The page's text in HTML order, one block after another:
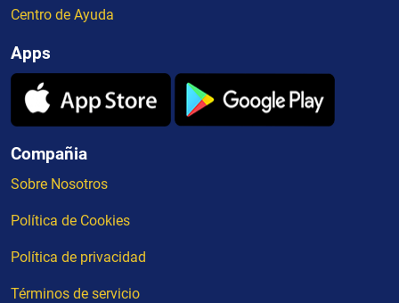
Centro de Ayuda
Apps
Compañia
Sobre Nosotros
Política de Cookies
Política de privacidad
Términos de servicio